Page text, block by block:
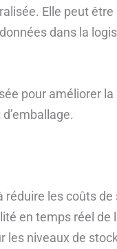
Elle peut
dans la
pour améliorer la
les coûts de
en temps réel de
les niveaux de